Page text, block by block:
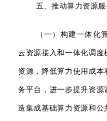
五、推动算力资源
（一）构建一体化
云资源接入和一体化调
资源，降低算力使用成
务平台，进一步提升资
造集成基础算力资源和